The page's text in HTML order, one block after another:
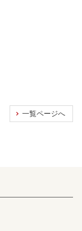
一覧ページへ